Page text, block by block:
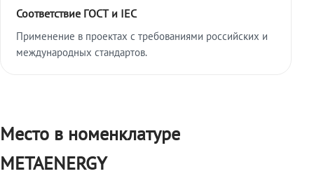
Соответствие ГОСТ и IEC
Применение в проектах с требованиями российских и
международных стандартов.
Место в номенклатуре
METAENERGY